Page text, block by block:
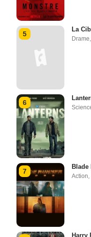
5
La
Drame
6
7
Blade
Action
Harry